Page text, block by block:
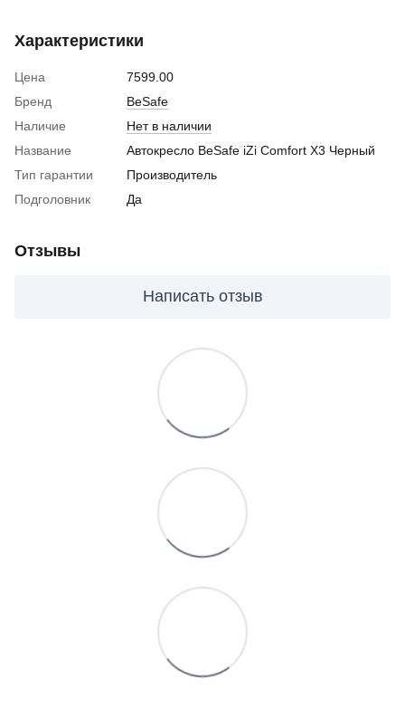
Характеристики
Цена
7599.00
Бренд
BeSafe
Наличие
Нет в наличии
Название
Автокресло BeSafe iZi Comfort X3 Черный
Тип гарантии
Производитель
Подголовник
Да
Отзывы
Написать отзыв